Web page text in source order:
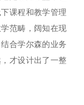
课程和教学管理
范畴，阔知在现
合学尔森的业务
才设计出了一整